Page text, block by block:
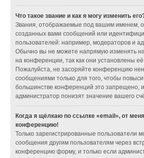
Что такое звание и как я могу изменить
Звания, отображаемые под вашим именем,
созданных вами сообщений или
пользователей: например, модераторов и
Обычно вы не можете напрямую изменять
на конференции, так как они установлены
Пожалуйста, не засоряйте конференцию
сообщениями только для того, чтобы
большинстве конференций это запрещено,
администратор понизят значение вашего
Когда я щёлкаю по ссылке «email», от
конференцию!
Только зарегистрированные пользователи
сообщения другим пользователям через
конференцию форму, и только если